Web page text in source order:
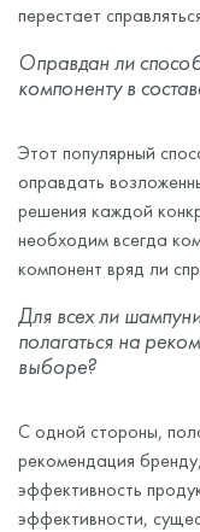
перестает
Оправдан ли
компоненту в
Этот популярный
оправдать
решения каждой
необходим всегда
компонент вряд ли
Для всех ли
полагаться на
выборе?
С одной стороны,
рекомендация
эффективность
эффективности,